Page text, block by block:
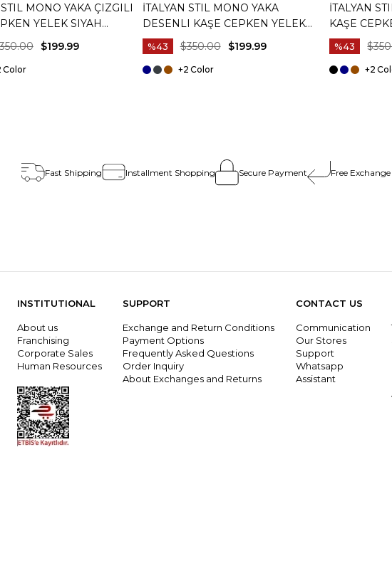
MONO YAKA ÇIZGILI
YELEK SIYAH
$199.99
İTALYAN STIL MONO YAKA
DESENLI KAŞE CEPKEN YELEK
KAHVERENGI T20013-03
%43 $199.99
$350.00
+2
İTALYAN
KAŞE
T20012-08
%43
+2
Fast Shipping Installment Shopping Secure Payment Free
INSTITUTIONAL
About us
Franchising
Corporate Sales
Human Resources
SUPPORT
Exchange and Return Conditions
Payment Options
Frequently Asked Questions
Order Inquiry
About Exchanges and Returns
CONTACT US
Communication
Our Stores
Support
Whatsapp
Assistant